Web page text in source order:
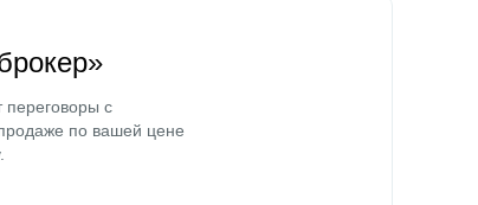
переговоры с
по вашей цене